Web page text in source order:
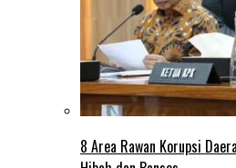
8 Area Rawan Korupsi